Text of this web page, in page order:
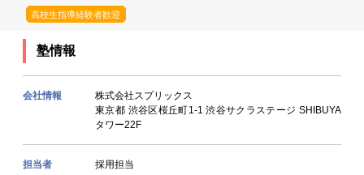
高校生指導経験者歓迎
塾情報
会社情報
株式会社スプリックス
東京都 渋谷区桜丘町1-1 渋谷サクラステージ SHIBUYA
タワー22F
担当者 採用担当